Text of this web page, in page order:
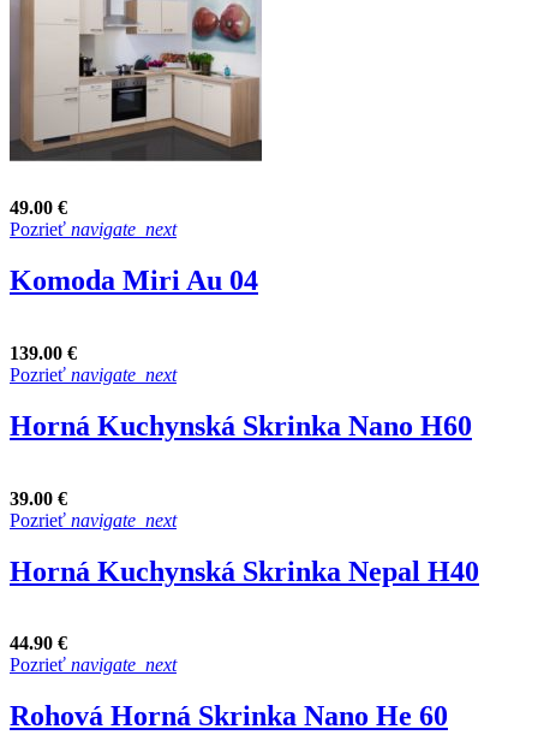
49.00 €
Pozrieť navigate_next
Komoda Miri Au 04
139.00 €
Pozrieť navigate_next
Horná Kuchynská Skrinka Nano H60
39.00 €
Pozrieť navigate_next
Horná Kuchynská Skrinka Nepal H40
44.90 €
Pozrieť navigate_next
Rohová Horná Skrinka Nano He 60